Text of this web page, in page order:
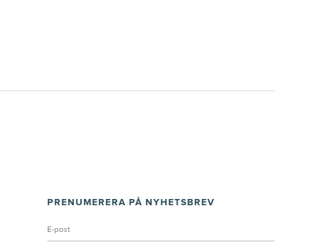
PRENUMERERA PÅ NYHETSBREV